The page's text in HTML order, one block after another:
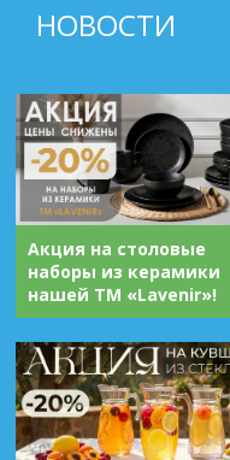
НОВОСТИ
Акция на столовые
наборы из керамики
нашей ТМ «Lavenir»!